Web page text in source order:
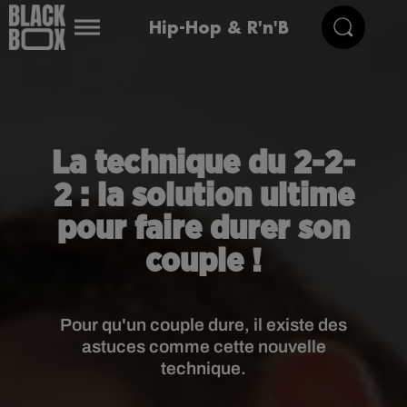
Hip-Hop & R'n'B
La technique du 2-2-
2 : la solution ultime
pour faire durer son
couple !
Pour qu'un couple dure, il existe des
astuces comme cette nouvelle
technique.